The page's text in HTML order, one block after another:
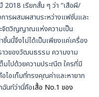
เรียกสั้น ๆ ว่า “เสือผี/
ารผสมผสานระหว่างแฟชั่นและ
จิตวิญญาณแห่งความเป็น
นนี้จึงไม่ได้เป็นเพียงแค่เครื่อง
าวของวัฒนธรรม ความงาม
มไปด้วยความประณีต ใครที่มี
ไอเท็มที่ทรงคุณค่าและหายาก
นท์ว่านี่คือเสื้อ No.1 ของ